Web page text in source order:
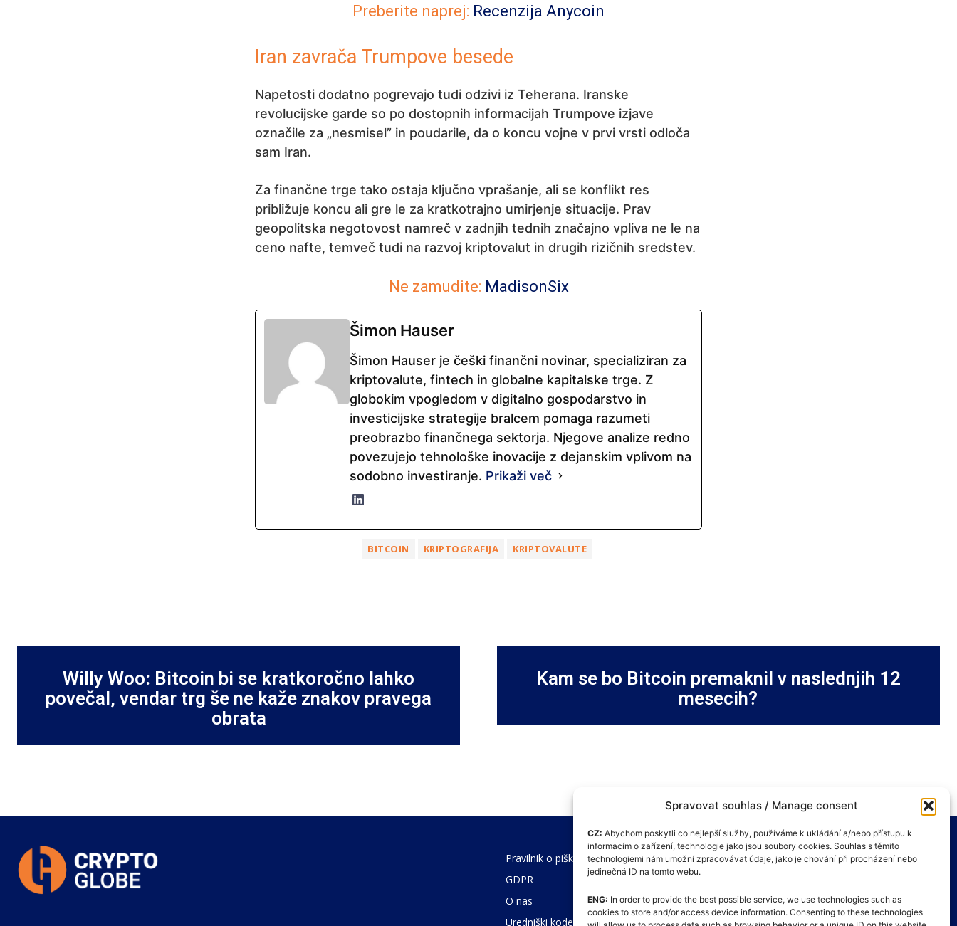
Spravovat souhlas / Manage consent
CZ: Abychom poskytli co nejlepší služby, používáme k ukládání a/nebo přístupu k
informacím o zařízení, technologie jako jsou soubory cookies. Souhlas s těmito
technologiemi nám umožní zpracovávat údaje, jako je chování při procházení nebo
jedinečná ID na tomto webu.
ENG: In order to provide the best possible service, we use technologies such as
cookies to store and/or access device information. Consenting to these technologies
Preberite naprej: Recenzija Anycoin
Iran zavrača Trumpove besede
Napetosti dodatno pogrevajo tudi odzivi iz Teherana. Iranske
revolucijske garde so po dostopnih informacijah Trumpove izjave
označile za „nesmisel” in poudarile, da o koncu vojne v prvi vrsti odloča
sam Iran.
Za finančne trge tako ostaja ključno vprašanje, ali se konflikt res
približuje koncu ali gre le za kratkotrajno umirjenje situacije. Prav
geopolitska negotovost namreč v zadnjih tednih značajno vpliva ne le na
ceno nafte, temveč tudi na razvoj kriptovalut in drugih rizičnih sredstev.
Ne zamudite: MadisonSix
Šimon Hauser
Šimon Hauser je češki finančni novinar, specializiran za
kriptovalute, fintech in globalne kapitalske trge. Z
globokim vpogledom v digitalno gospodarstvo in
investicijske strategije bralcem pomaga razumeti
preobrazbo finančnega sektorja. Njegove analize redno
povezujejo tehnološke inovacije z dejanskim vplivom na
sodobno investiranje. Prikaži več
BITCOIN KRIPTOGRAFIJA KRIPTOVALUTE
Willy Woo: Bitcoin bi se kratkoročno lahko
povečal, vendar trg še ne kaže znakov pravega
obrata
Kam se bo Bitcoin premaknil v naslednjih 12
mesecih?
Pravilnik o piškotkih (EU)
GDPR
O nas
Uredniški kodeks